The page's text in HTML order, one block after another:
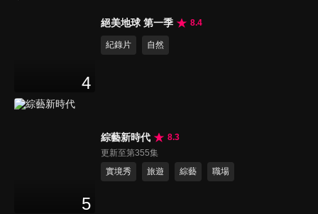
4
絕美地球 第一季 8.4
紀錄片 自然
5
綜藝新時代
8.3
更新至第355集
實境秀
旅遊 綜藝 職場